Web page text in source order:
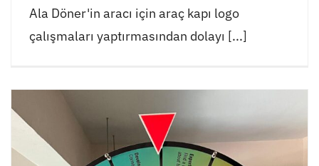
Ala Döner'in aracı için araç kapı logo
çalışmaları yaptırmasından dolayı [...]